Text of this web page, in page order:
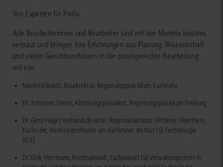
Von Experten für Profis
Alle Bearbeiterinnen und Bearbeiter sind mit der Materie bestens
vertraut und bringen ihre Erfahrungen aus Planung, Wissenschaft
und vielen Gerichtsverfahren in die praxisgerechte Bearbeitung
mit ein:
Manfred Busch, Baudirektor, Regierungspräsidium Karlsruhe
Dr. Johannes Dreier, Abteilungspräsident, Regierungspräsidium Freiburg
Dr. Gerd Hager, Verbandsdirektor, Regionalverband Mittlerer Oberrhein,
Karlsruhe, Honorarprofessor am Karlsruher Institut für Technologie
(KIT)
Dr. Dirk Herrmann, Rechtsanwalt, Fachanwalt für Verwaltungsrecht in